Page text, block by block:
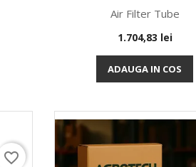
Vizualizare rapida
Air Filter Tube
Pret
1.704,83 lei
ADAUGA IN COS
favorite_border